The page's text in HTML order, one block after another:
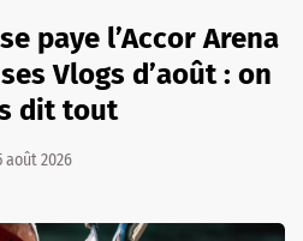
paye l’Accor Arena
Vlogs d’août : on
dit tout
août 2026